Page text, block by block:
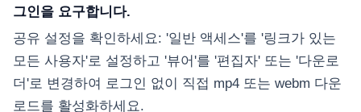
그인을 요구합니다.
공유 설정을 확인하세요: '일반 액세스'를 '링크가 있는
모든 사용자'로 설정하고 '뷰어'를 '편집자' 또는 '다운로
더'로 변경하여 로그인 없이 직접 mp4 또는 webm 다운
로드를 활성화하세요.